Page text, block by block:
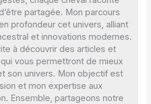
partagée. Mon parcours
profondeur cet univers, alliant
et innovations modernes.
à découvrir des articles et
vous permettront de mieux
son univers. Mon objectif est
et mon expertise aux
Ensemble, partageons notre